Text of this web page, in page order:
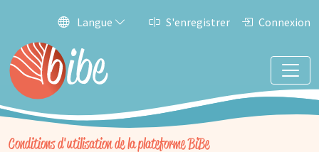
Langue S'enregistrer Connexion
Conditions d'utilisation de la plateforme BiBe